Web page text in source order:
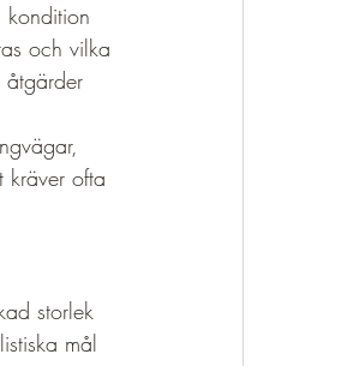
och vilka
kräver ofta
storlek
mål